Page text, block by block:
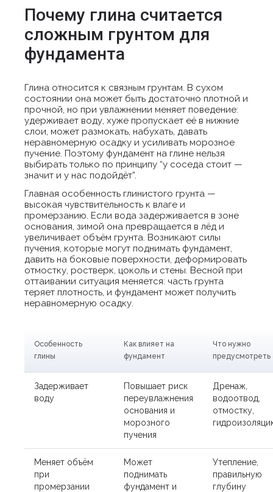
Почему глина считается
сложным грунтом для
фундамента
Глина относится к связным грунтам. В сухом
состоянии она может быть достаточно плотной и
прочной, но при увлажнении меняет поведение:
удерживает воду, хуже пропускает её в нижние
слои, может размокать, набухать, давать
неравномерную осадку и усиливать морозное
пучение. Поэтому фундамент на глине нельзя
выбирать только по принципу “у соседа стоит —
значит и у нас подойдёт”.
Главная особенность глинистого грунта —
высокая чувствительность к влаге и
промерзанию. Если вода задерживается в зоне
основания, зимой она превращается в лёд и
увеличивает объём грунта. Возникают силы
пучения, которые могут поднимать фундамент,
давить на боковые поверхности, деформировать
отмостку, ростверк, цоколь и стены. Весной при
оттаивании ситуация меняется: часть грунта
теряет плотность, и фундамент может получить
неравномерную осадку.
Особенность
глины
Как влияет на
фундамент
Что нужно
предусмотреть
Задерживает
воду
Повышает риск
переувлажнения
основания и
морозного
пучения
Дренаж,
водоотвод,
отмостку,
Меняет объём
при
промерзании
Может
поднимать
фундамент и
Утепление,
правильную
глубину